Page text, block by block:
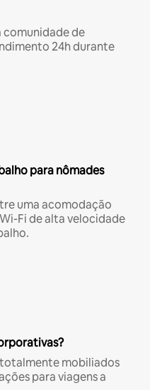
comunidade de
24h durante
para nômades
uma acomodação
Fi de alta velocidade
mobiliados
para viagens a